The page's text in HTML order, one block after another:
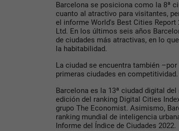
Barcelona se posiciona como la 8ª
cuanto al atractivo para visitantes,
el informe World's Best Cities
Ltd. En los últimos seis años
de ciudades más atractivas, en lo
la habitabilidad.
La ciudad se encuentra también
primeras ciudades en competitividad.
Barcelona es la 13ª ciudad digital
edición del ranking Digital Cities
grupo The Economist. Asimismo,
ranking mundial de inteligencia
Informe del Índice de Ciudades 2022.